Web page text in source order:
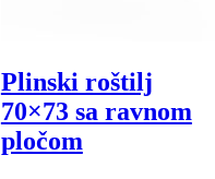
Plinski roštilj
70×73 sa ravnom
pločom